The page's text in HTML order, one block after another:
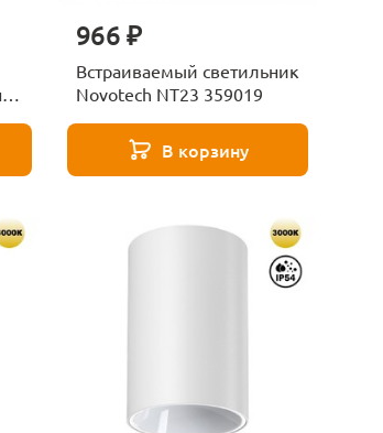
966 ₽
Встраиваемый светильник
Novotech NT23 359019
В корзину